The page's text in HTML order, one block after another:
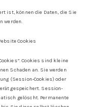
ist, können die Daten, die Sie
werden.
Cookies
Cookies sind kleine
Schaden an. Sie werden
(Session-Cookies) oder
gespeichert. Session-
gelöscht. Permanente